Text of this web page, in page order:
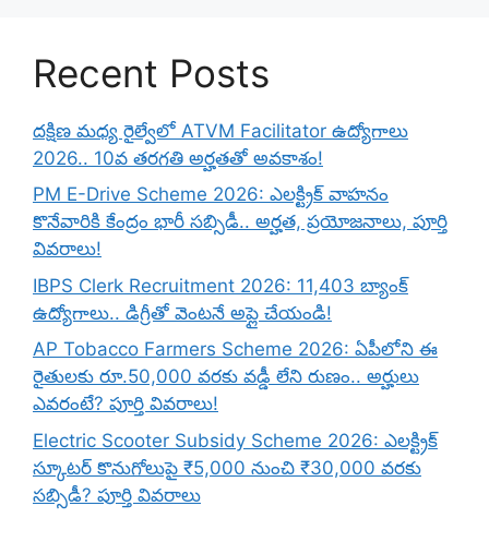
Recent Posts
దక్షిణ మధ్య రైల్వేలో ATVM Facilitator ఉద్యోగాలు
2026.. 10వ తరగతి అర్హతతో అవకాశం!
PM E-Drive Scheme 2026: ఎలక్ట్రిక్ వాహనం
కొనేవారికి కేంద్రం భారీ సబ్సిడీ.. అర్హత, ప్రయోజనాలు, పూర్తి
వివరాలు!
IBPS Clerk Recruitment 2026: 11,403 బ్యాంక్
ఉద్యోగాలు.. డిగ్రీతో వెంటనే అప్లై చేయండి!
AP Tobacco Farmers Scheme 2026: ఏపీలోని ఈ
రైతులకు రూ.50,000 వరకు వడ్డీ లేని రుణం.. అర్హులు
ఎవరంటే? పూర్తి వివరాలు!
Electric Scooter Subsidy Scheme 2026: ఎలక్ట్రిక్
స్కూటర్ కొనుగోలుపై ₹5,000 నుంచి ₹30,000 వరకు
సబ్సిడీ? పూర్తి వివరాలు